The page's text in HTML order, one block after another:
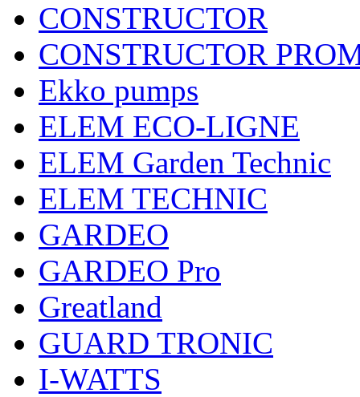
CONSTRUCTOR
CONSTRUCTOR
Ekko pumps
ELEM ECO-LIGNE
ELEM Garden Technic
ELEM TECHNIC
GARDEO
GARDEO Pro
Greatland
GUARD TRONIC
I-WATTS